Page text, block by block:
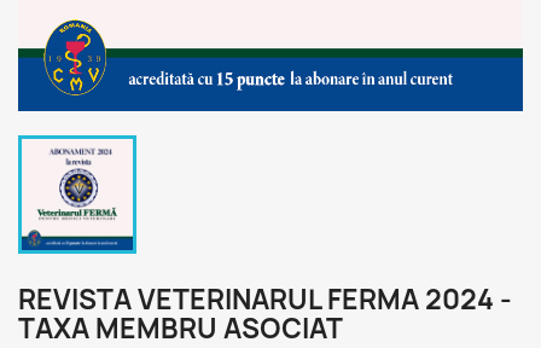
REVISTA VETERINARUL FERMA 2024 -
TAXA MEMBRU ASOCIAT